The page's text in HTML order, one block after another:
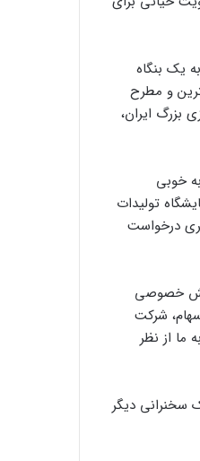
یک بنگاه
و مطرح
بزرگ ایران،
خوبی
تولیدات
درخواست
ایران‌خودرو را بخش خصوصی
عجیبی در کنترل شرکت‌ها دارد. دولت الان با 5 درصد سهام، شرکت
ما از نظر
سخنرانی دیگر